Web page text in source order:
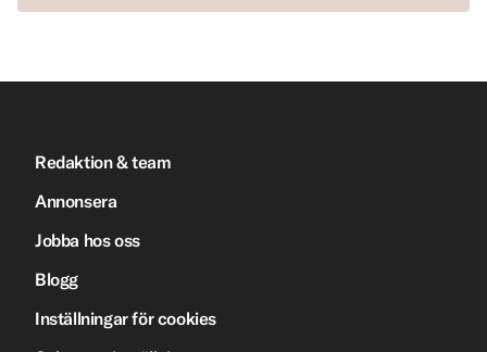
Redaktion & team
Annonsera
Jobba hos oss
Blogg
Inställningar för cookies